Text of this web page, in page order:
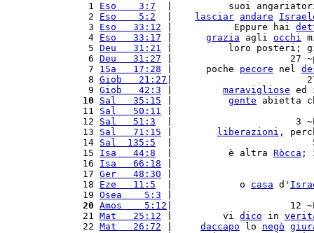
1 Eso    3:7
|          suoi
2 Eso    5:2 lasciar andare
3 Eso   33:12 |           Eppure hai
4 Eso   33:17 grazia agli occhi
5 Deu   31:21 |          loro posteri;
6 Deu   31:27 |                     27
7 1Sa   17:28 |      poche pecore nel
8 Giob   21:27 |
9 Giob   42:3 maravigliose ed
10
Sal   35:15 gente abietta
11 Sal   50:11
12 Sal   51:3
|                      3
13 Sal   71:15 liberazioni ,
14 Sal  135:5
|
15 Isa   44:8
  |          è altra
Ròcca ;
16 Isa   66:18
17 Ger   48:30
18 Eze   11:5
  |            o
casa d'
19 Osea    5:3
20 Amos    5:12 |                     12
21 Mat   25:12 |         vi dico in
22 Mat   26:72 daccapo lo negò